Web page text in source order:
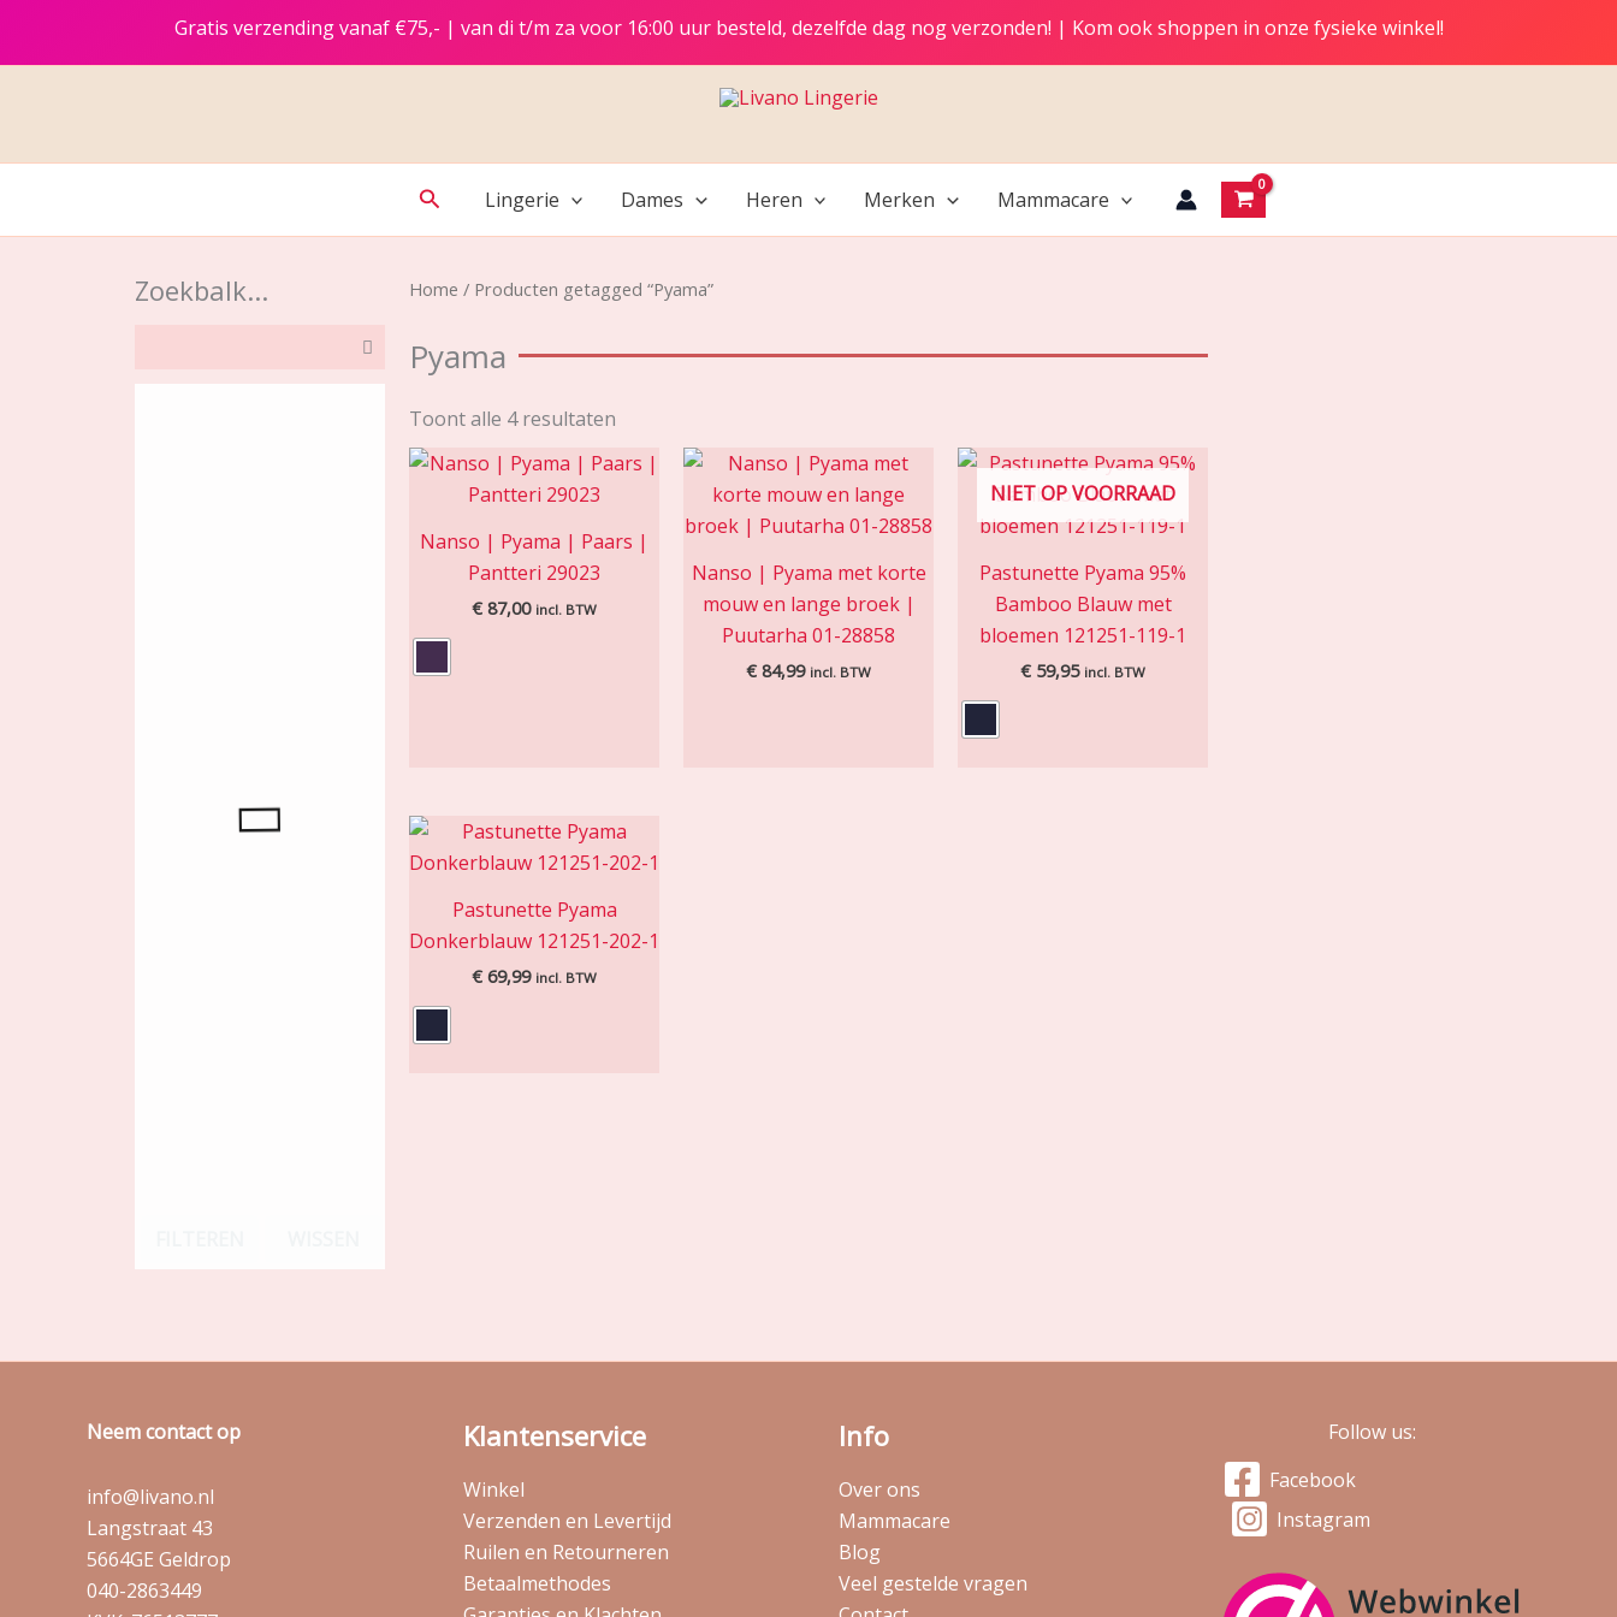
Gratis verzending vanaf €75,- | van di t/m za voor 16:00 uur besteld, dezelfde dag nog verzonden! | Kom ook shoppen in onze fysieke winkel!
ZoekenLingerie Dames Heren Merken Mammacare
Zoekbalk... Home / Producten getagged “Pyama”
Pyama
Toont alle 4 resultaten
Nanso | Pyama | Paars |
Pantteri 29023
€ 87,00 incl. BTW
Nanso | Pyama met korte
mouw en lange broek |
Puutarha 01-28858
€ 84,99 incl. BTW
NIET OP VOORRAAD
Pastunette Pyama 95%
Bamboo Blauw met
bloemen 121251-119-1
€ 59,95 incl. BTW
Pastunette Pyama
Donkerblauw 121251-202-1
€ 69,99 incl. BTW
Neem contact op
info@livano.nl
Langstraat 43
5664GE Geldrop
040-2863449
Klantenservice
Winkel
Verzenden en Levertijd
Ruilen en Retourneren
Betaalmethodes
Info
Over ons
Mammacare
Blog
Veel gestelde vragen
Follow us:
Facebook
Instagram